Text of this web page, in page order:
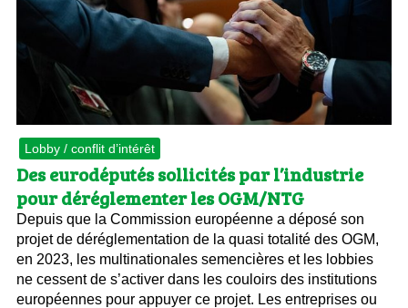
Lobby / conflit d’intérêt
Des eurodéputés sollicités par l’industrie
pour déréglementer les OGM/NTG
Depuis que la Commission européenne a déposé son
projet de déréglementation de la quasi totalité des OGM,
en 2023, les multinationales semencières et les lobbies
ne cessent de s’activer dans les couloirs des institutions
européennes pour appuyer ce projet. Les entreprises ou